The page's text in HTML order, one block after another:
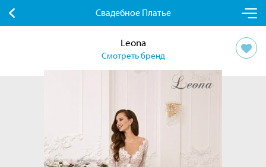
Свадебное Платье
Leona
Смотреть бренд